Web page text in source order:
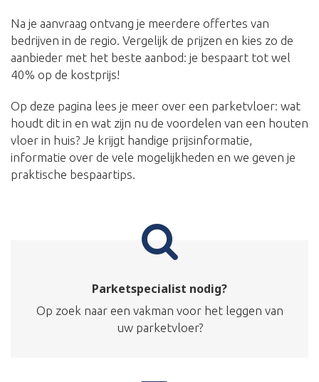
Na je aanvraag ontvang je meerdere offertes van
bedrijven in de regio. Vergelijk de prijzen en kies zo de
aanbieder met het beste aanbod: je bespaart tot wel
40% op de kostprijs!
Op deze pagina lees je meer over een parketvloer: wat
houdt dit in en wat zijn nu de voordelen van een houten
vloer in huis? Je krijgt handige prijsinformatie,
informatie over de vele mogelijkheden en we geven je
praktische bespaartips.
Parketspecialist nodig?
Op zoek naar een vakman voor het leggen van
uw parketvloer?